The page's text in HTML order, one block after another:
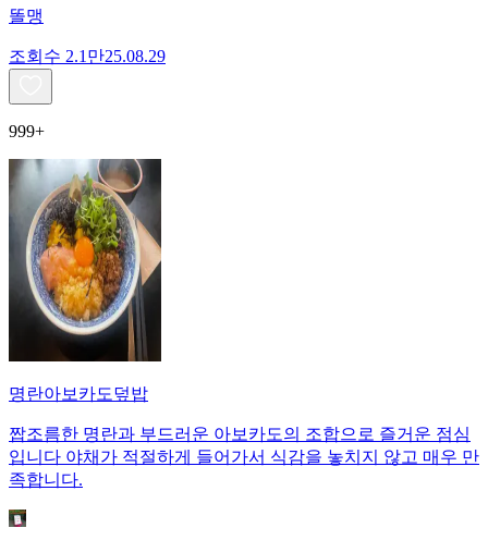
똘맹
조회수 2.1만25.08.29
999+
명란아보카도덮밥
짭조름한 명란과 부드러운 아보카도의 조합으로 즐거운 점심
입니다 야채가 적절하게 들어가서 식감을 놓치지 않고 매우 만
족합니다.